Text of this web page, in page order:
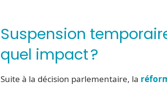
Suspension
quel impact ?
Suite à la décision parlementaire, la